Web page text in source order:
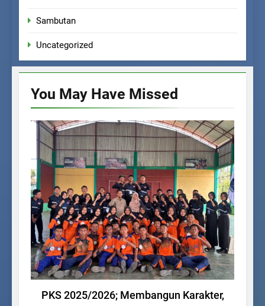
Sambutan
Uncategorized
You May Have Missed
KEGIATAN SISWA
PKS 2025/2026; Membangun Karakter,